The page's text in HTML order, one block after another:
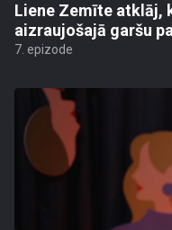
Liene Zemīte atklāj,
aizraujošajā garšu
7. epizode